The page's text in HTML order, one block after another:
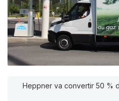
Heppner va convertir 50 %